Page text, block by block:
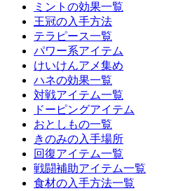
ミントの効果一覧
王冠の入手方法
テラピース一覧
パワー系アイテム
けいけんアメ集め
ハネの効果一覧
対戦アイテム一覧
ドーピングアイテム
おとしもの一覧
きのみの入手場所
回復アイテム一覧
戦闘補助アイテム一覧
食材の入手方法一覧